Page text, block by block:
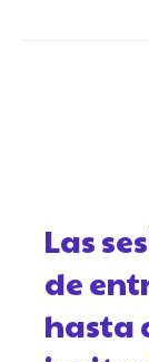
Las
de
hasta